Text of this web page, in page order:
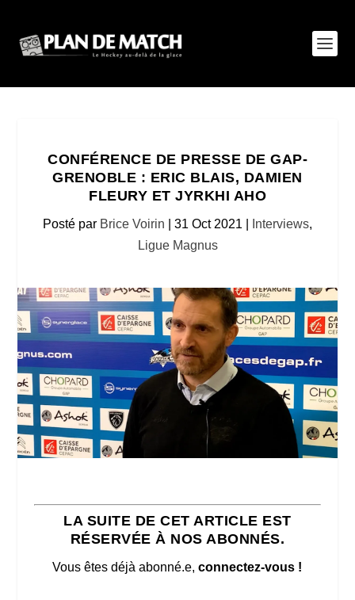
CONFÉRENCE DE PRESSE DE GAP-
GRENOBLE : ERIC BLAIS, DAMIEN
FLEURY ET JYRKHI AHO
Posté par Brice Voirin 31 Oct 2021 Interviews,
Ligue Magnus
LA SUITE DE CET ARTICLE EST
RÉSERVÉE À NOS ABONNÉS.
Vous êtes déjà abonné.e,connectez-vous !